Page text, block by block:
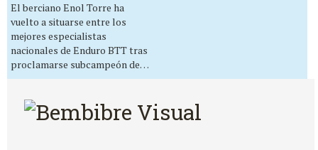
El berciano Enol Torre ha
vuelto a situarse entre los
mejores especialistas
nacionales de Enduro BTT tras
proclamarse subcampeón de…